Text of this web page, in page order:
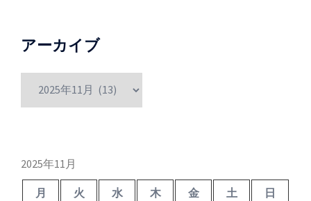
アーカイブ
2025年11月
月 火 水 木 金 土
日